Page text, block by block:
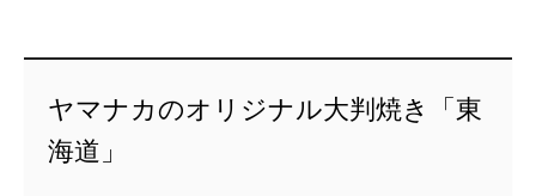
ヤマナカのオリジナル大判焼き「東
海道」